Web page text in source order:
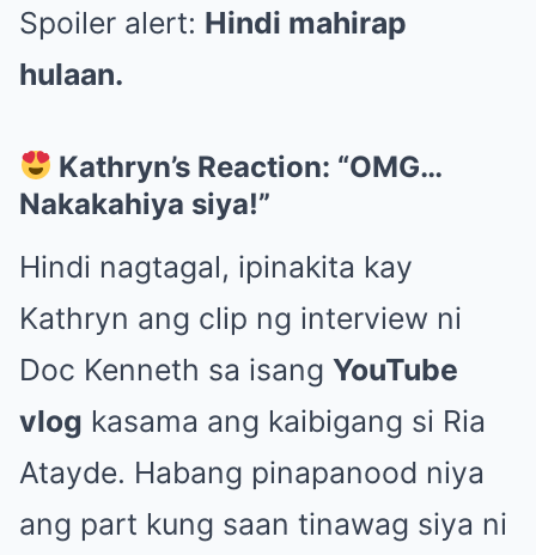
Spoiler alert: Hindi mahirap
hulaan.
Kathryn’s Reaction: “OMG…
Nakakahiya siya!”
Hindi nagtagal, ipinakita kay
Kathryn ang clip ng interview ni
Doc Kenneth sa isang YouTube
vlog kasama ang kaibigang si Ria
Atayde. Habang pinapanood niya
ang part kung saan tinawag siya ni